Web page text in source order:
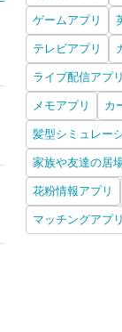
ゲームアプリ
テレビアプリ
ライブ配信アプリ
メモアプリ カ
髪型シミュレー
家族や友達の居
花粉情報アプリ
マッチングアプリ